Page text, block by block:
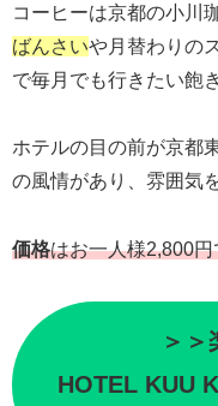
コーヒーは京都の小川
ばんさいや月替わりの
で毎月でも行きたい飽
ホテルの目の前が京都
の風情があり、雰囲気
価格はお一人様2,800円
＞
HOTEL KUU